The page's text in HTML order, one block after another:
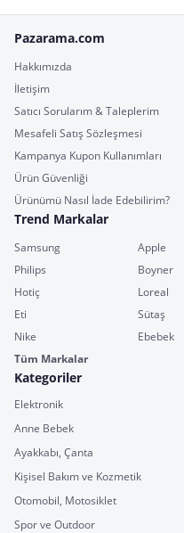
Pazarama.com
Hakkımızda
İletişim
Satıcı Sorularım & Taleplerim
Mesafeli Satış Sözleşmesi
Kampanya Kupon Kullanımları
Ürün Güvenliği
Ürünümü Nasıl İade Edebilirim?
Trend Markalar
Samsung Apple
Philips
Boyner
Hotiç
Loreal
Eti
Sütaş
Nike
Ebebek
Tüm Markalar
Kategoriler
Elektronik
Anne Bebek
Ayakkabı, Çanta
Kişisel Bakım ve Kozmetik
Otomobil, Motosiklet
Spor ve Outdoor